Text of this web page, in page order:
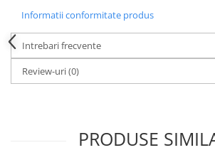
Informatii conformitate produs
Intrebari frecvente
Review-uri(0)
PRODUSE